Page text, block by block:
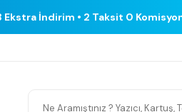
Ekstra İndirim • 2 Taksit 0